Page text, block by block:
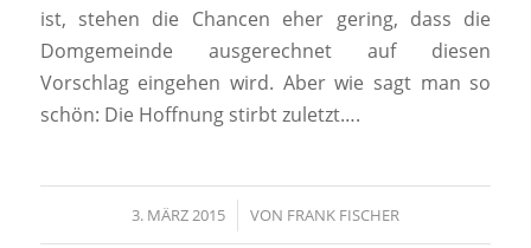
ist, stehen die Chancen eher gering, dass die
Domgemeinde ausgerechnet auf diesen
Vorschlag eingehen wird. Aber wie sagt man so
schön: Die Hoffnung stirbt zuletzt….
3. MÄRZ 2015
/ VON FRANK FISCHER